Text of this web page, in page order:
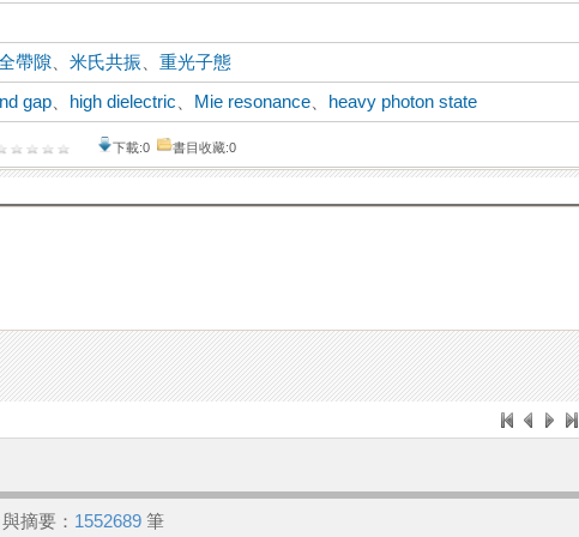
帶隙 、米氏共振 、重光子態
gap high dielectric Mie resonance
heavy photon state
下載:0 書目收藏:0
摘要： 1552689 筆